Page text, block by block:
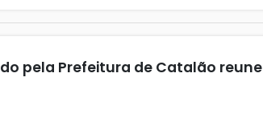
pela Prefeitura de Catalão reune